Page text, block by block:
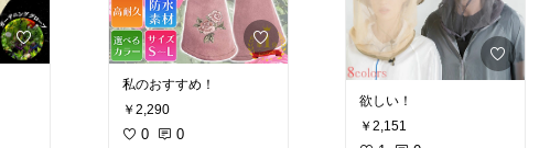
私のおすすめ！
￥2,290
0 0
欲しい！
￥2,151